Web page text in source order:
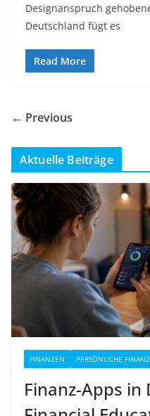
Designanspruch
Deutschland fügt es
Read More
← Previous
Aktuelle Beiträge
FINANZEN PERSÖNLICHE
Finanz-Apps in